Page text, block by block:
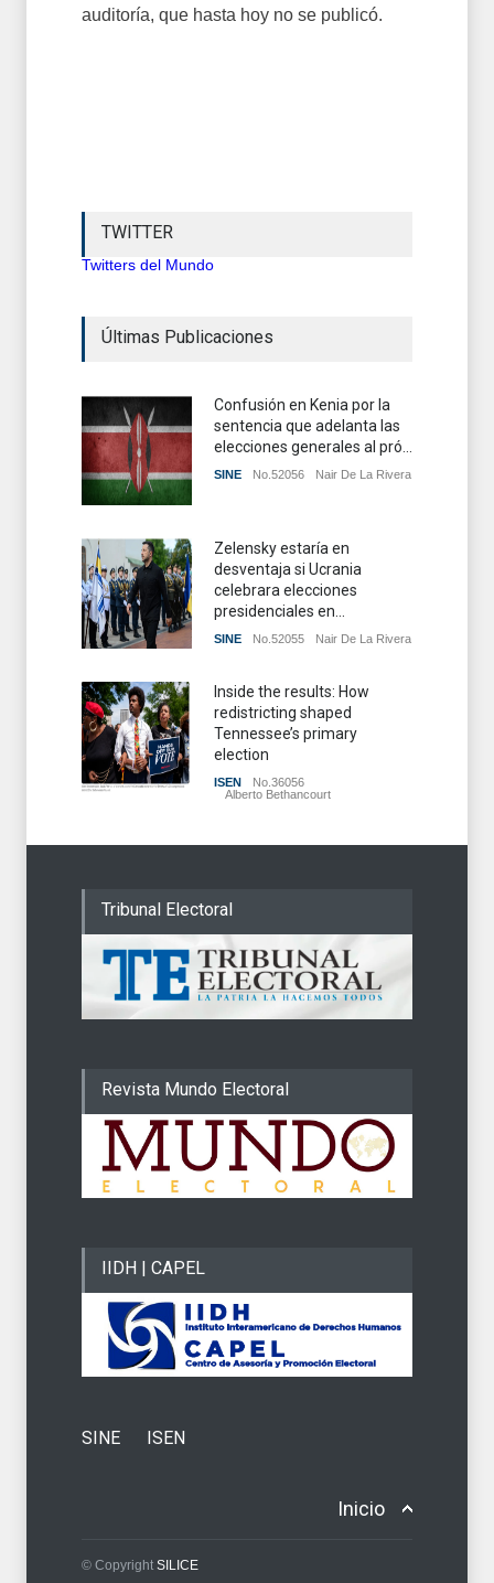
auditoría, que hasta hoy no se publicó.
TWITTER
Twitters del Mundo
Últimas Publicaciones
Confusión en Kenia por la
sentencia que adelanta las
elecciones generales al pró...
SINE No.52056 Nair De La Rivera
Zelensky estaría en
desventaja si Ucrania
celebrara elecciones
presidenciales en...
SINE No.52055 Nair De La Rivera
Inside the results: How
redistricting shaped
Tennessee’s primary
election
ISEN
No.36056
Alberto Bethancourt
Tribunal Electoral
Revista Mundo Electoral
IIDH | CAPEL
SINE ISEN
Inicio
© Copyright SILICE